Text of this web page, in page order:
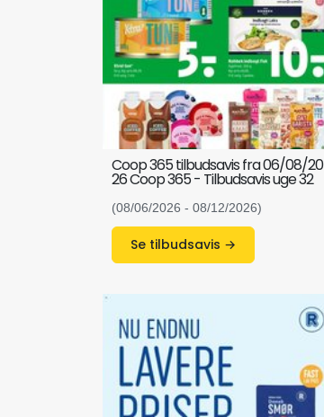
Coop 365 tilbudsavis fra 06/08/20
26 Coop 365 - Tilbudsavis uge 32
(08/06/2026 - 08/12/2026)
Se tilbudsavis →